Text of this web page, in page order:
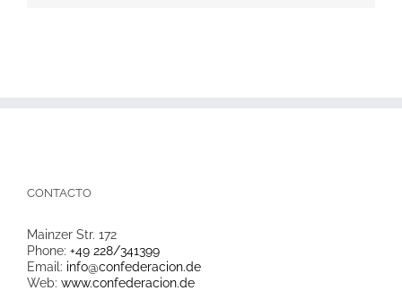
CONTACTO
Mainzer Str. 172
Phone: +49 228/341399
Email: info@confederacion.de
Web: www.confederacion.de